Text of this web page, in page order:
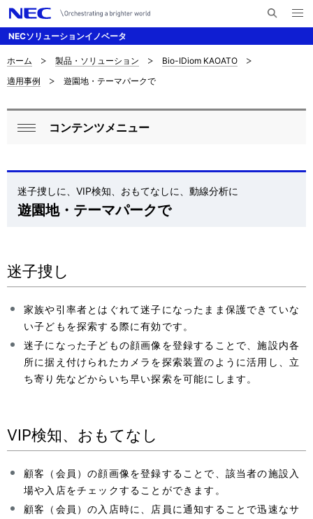
NECソリューションイノベータ
メ
ニ
ナ
ビ
ゲ
ョ
サ
イ
ト
の
現
在
置
ホーム 製品・ソリューション
Bio-IDiom KAOATO
適用事例
遊園地・テーマパークで
ロ
カ
ル
ビ
ゲ
ー
シ
コンテンツメニュー
遊園地・テーマパークで
迷子捜しに、VIP検知、おもてなしに、動線分析に
迷子捜し
家族や引率者とはぐれて迷子になったまま保護できていな
い子どもを探索する際に有効です。
迷子になった子どもの顔画像を登録することで、施設内各
所に据え付けられたカメラを探索装置のように活用し、立
ち寄り先などからいち早い探索を可能にします。
VIP検知、おもてなし
顧客（会員）の顔画像を登録することで、該当者の施設入
場や入店をチェックすることができます。
顧客（会員）の入店時に、店員に通知することで迅速なサ